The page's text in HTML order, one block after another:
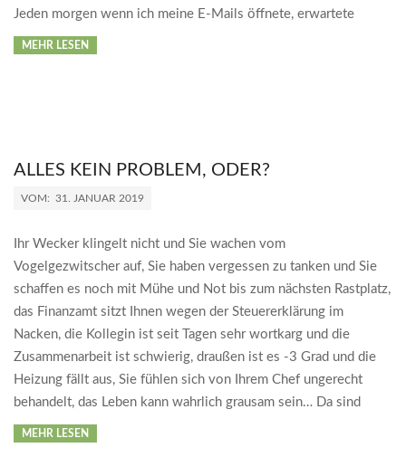
Jeden morgen wenn ich meine E-Mails öffnete, erwartete
MEHR LESEN
ALLES KEIN PROBLEM, ODER?
2019-
31
VOM: 31. JANUAR 2019
Ihr Wecker klingelt nicht und Sie wachen vom
Vogelgezwitscher auf, Sie haben vergessen zu tanken und Sie
schaffen es noch mit Mühe und Not bis zum nächsten Rastplatz,
das Finanzamt sitzt Ihnen wegen der Steuererklärung im
Nacken, die Kollegin ist seit Tagen sehr wortkarg und die
Zusammenarbeit ist schwierig, draußen ist es -3 Grad und die
Heizung fällt aus, Sie fühlen sich von Ihrem Chef ungerecht
behandelt, das Leben kann wahrlich grausam sein… Da sind
MEHR LESEN